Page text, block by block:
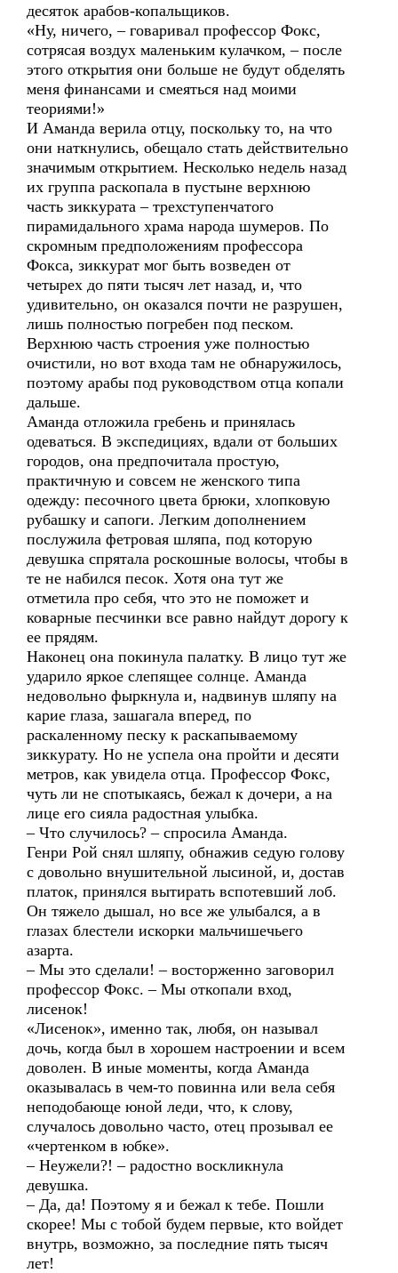
десяток арабов-копальщиков.
«Ну, ничего, – говаривал профессор Фокс,
сотрясая воздух маленьким кулачком, – после
этого открытия они больше не будут обделять
меня финансами и смеяться над моими
теориями!»
И Аманда верила отцу, поскольку то, на что
они наткнулись, обещало стать действительно
значимым открытием. Несколько недель назад
их группа раскопала в пустыне верхнюю
часть зиккурата – трехступенчатого
пирамидального храма народа шумеров. По
скромным предположениям профессора
Фокса, зиккурат мог быть возведен от
четырех до пяти тысяч лет назад, и, что
удивительно, он оказался почти не разрушен,
лишь полностью погребен под песком.
Верхнюю часть строения уже полностью
очистили, но вот входа там не обнаружилось,
поэтому арабы под руководством отца копали
дальше.
Аманда отложила гребень и принялась
одеваться. В экспедициях, вдали от больших
городов, она предпочитала простую,
практичную и совсем не женского типа
одежду: песочного цвета брюки, хлопковую
рубашку и сапоги. Легким дополнением
послужила фетровая шляпа, под которую
девушка спрятала роскошные волосы, чтобы в
те не набился песок. Хотя она тут же
отметила про себя, что это не поможет и
коварные песчинки все равно найдут дорогу к
ее прядям.
Наконец она покинула палатку. В лицо тут же
ударило яркое слепящее солнце. Аманда
недовольно фыркнула и, надвинув шляпу на
карие глаза, зашагала вперед, по
раскаленному песку к раскапываемому
зиккурату. Но не успела она пройти и десяти
метров, как увидела отца. Профессор Фокс,
чуть ли не спотыкаясь, бежал к дочери, а на
лице его сияла радостная улыбка.
– Что случилось? – спросила Аманда.
Генри Рой снял шляпу, обнажив седую голову
с довольно внушительной лысиной, и, достав
платок, принялся вытирать вспотевший лоб.
Он тяжело дышал, но все же улыбался, а в
глазах блестели искорки мальчишечьего
азарта.
– Мы это сделали! – восторженно заговорил
профессор Фокс. – Мы откопали вход,
лисенок!
«Лисенок», именно так, любя, он называл
дочь, когда был в хорошем настроении и всем
доволен. В иные моменты, когда Аманда
оказывалась в чем-то повинна или вела себя
неподобающе юной леди, что, к слову,
случалось довольно часто, отец прозывал ее
«чертенком в юбке».
– Неужели?! – радостно воскликнула
девушка.
– Да, да! Поэтому я и бежал к тебе. Пошли
скорее! Мы с тобой будем первые, кто войдет
внутрь, возможно, за последние пять тысяч
лет!